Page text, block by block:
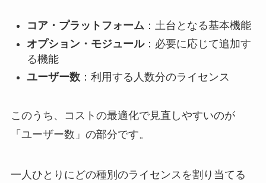
コア・プラットフォーム：土台となる基本機能
オプション・モジュール：必要に応じて追加す
る機能
ユーザー数：利用する人数分のライセンス
このうち、コストの最適化で見直しやすいのが
「ユーザー数」の部分です。
一人ひとりにどの種別のライセンスを割り当てる